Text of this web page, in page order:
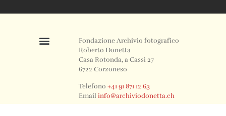
Fondazione Archivio fotografico
Roberto Donetta
Casa Rotonda, a Cassì 27
6722 Corzoneso
Telefono+41 91 871 12 63
Emailinfo@archiviodonetta.ch